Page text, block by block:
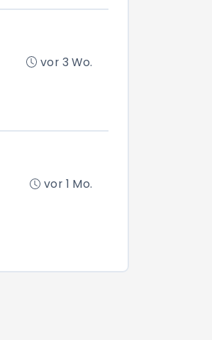
vor 3 Wo.
vor 1 Mo.